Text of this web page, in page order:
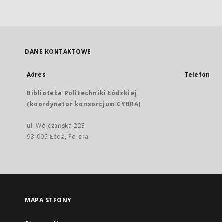
DANE KONTAKTOWE
Adres
Biblioteka Politechniki Łódzkiej
(koordynator konsorcjum CYBRA)
ul. Wólczańska 223
93-005 Łódź, Polska
Telefon
MAPA STRONY